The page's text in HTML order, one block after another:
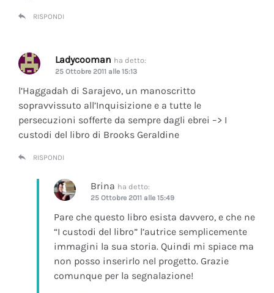
RISPONDI
Ladycooman ha detto:
25 Ottobre 2011 alle 15:13
l’Haggadah di Sarajevo, un manoscritto
sopravvissuto all’Inquisizione e a tutte le
persecuzioni sofferte da sempre dagli ebrei –> I
custodi del libro di Brooks Geraldine
RISPONDI
Brina ha detto:
25 Ottobre 2011 alle 15:49
Pare che questo libro esista davvero, e che ne
“I custodi del libro” l’autrice semplicemente
immagini la sua storia. Quindi mi spiace ma
non posso inserirlo nel progetto. Grazie
comunque per la segnalazione!